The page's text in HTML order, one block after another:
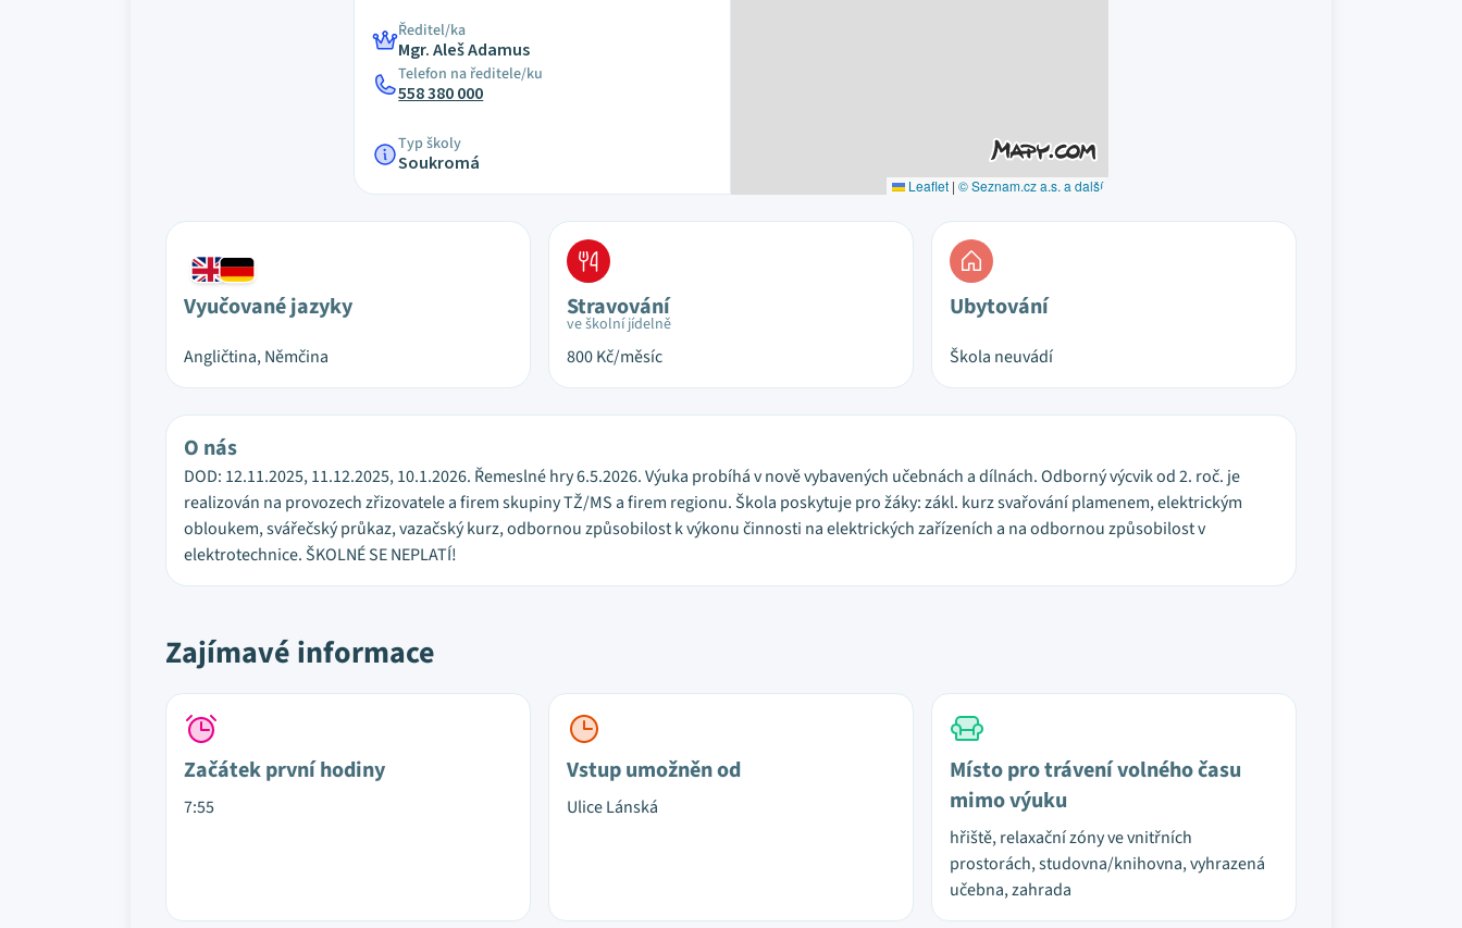
Ředitel/ka
Mgr. Aleš Adamus
Telefon na ředitele/ku
558 380 000
Typ školy
Soukromá
Leaflet | © Seznam.cz a.s. a další
Vyučované jazyky
Angličtina, Němčina
Stravování
ve školní jídelně
800Kč/měsíc
Ubytování
Škola neuvádí
O nás
DOD: 12.11.2025, 11.12.2025, 10.1.2026. Řemeslné hry 6.5.2026. Výuka probíhá v nově vybavených učebnách a dílnách. Odborný výcvik od 2. roč. je
realizován na provozech zřizovatele a firem skupiny TŽ/MS a firem regionu. Škola poskytuje pro žáky: zákl. kurz svařování plamenem, elektrickým
obloukem, svářečský průkaz, vazačský kurz, odbornou způsobilost k výkonu činnosti na elektrických zařízeních a na odbornou způsobilost v
elektrotechnice. ŠKOLNÉ SE NEPLATÍ!
Zajímavé informace
Začátek první hodiny
7:55
Vstup umožněn od
Ulice Lánská
Místo pro trávení volného času
mimo výuku
hřiště, relaxační zóny ve vnitřních
prostorách, studovna/knihovna, vyhrazená
učebna, zahrada